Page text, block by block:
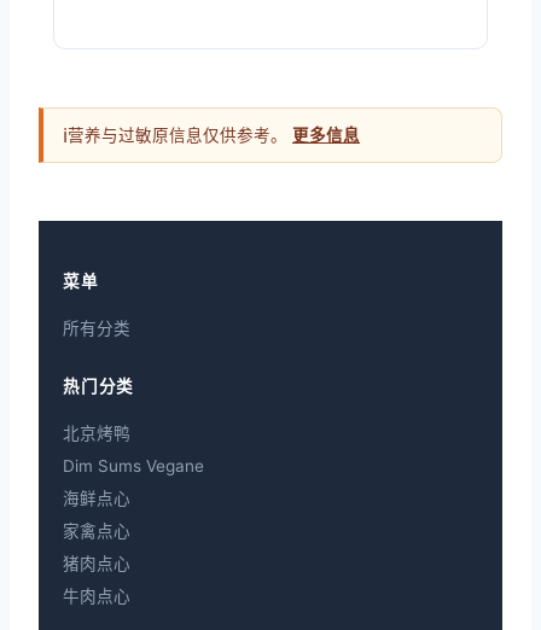
ℹ营养与过敏原信息仅供参考。 更多信息
菜单
所有分类
热门分类
北京烤鸭
Dim Sums Vegane
海鲜点心
家禽点心
猪肉点心
牛肉点心